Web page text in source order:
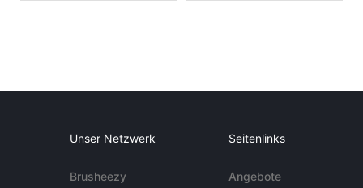
Unser Netzwerk
Brusheezy
Seitenlinks
Angebote